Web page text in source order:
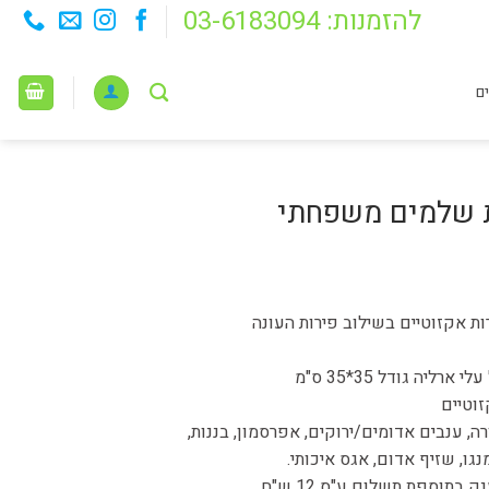
להזמנות: 03-6183094
שלמים משפחתי
אקזוטיים בשילוב פירות העונה
גודל 35*35 ס"מ
ענבים אדומים/ירוקים, אפרסמון, בננות,
שזיף אדום, אגס איכותי.